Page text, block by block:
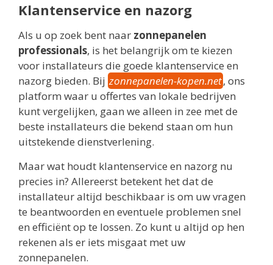
Klantenservice en nazorg
Als u op zoek bent naar zonnepanelen
professionals, is het belangrijk om te kiezen
voor installateurs die goede klantenservice en
nazorg bieden. Bij zonnepanelen-kopen.net, ons
platform waar u offertes van lokale bedrijven
kunt vergelijken, gaan we alleen in zee met de
beste installateurs die bekend staan om hun
uitstekende dienstverlening.
Maar wat houdt klantenservice en nazorg nu
precies in? Allereerst betekent het dat de
installateur altijd beschikbaar is om uw vragen
te beantwoorden en eventuele problemen snel
en efficiënt op te lossen. Zo kunt u altijd op hen
rekenen als er iets misgaat met uw
zonnepanelen.